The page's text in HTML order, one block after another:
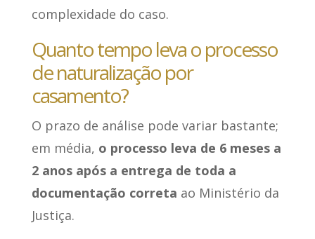
complexidade do caso.
Quanto tempo leva o processo
de naturalização por
casamento?
O prazo de análise pode variar bastante;
em média, o processo leva de 6 meses a
2 anos após a entrega de toda a
documentação correta ao Ministério da
Justiça.